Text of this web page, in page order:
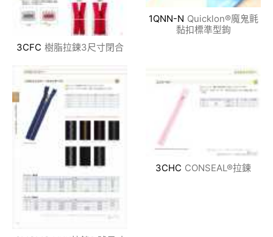
3CFC 樹脂拉鍊3尺寸閉合
1QNN-N Quicklon®魔鬼氈
黏扣標準型鉤
3CHC CONSEAL®拉鍊